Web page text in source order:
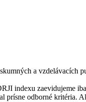
a vzdelávacích
indexu zaevidujeme
prísne odborné